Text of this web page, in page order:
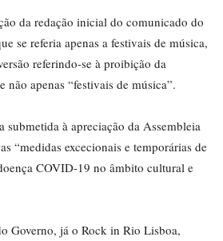
da redação inicial do comunicado do
se referia apenas a festivais de música,
referindo-se à proibição da
não apenas “festivais de música”.
submetida à apreciação da Assembleia
“medidas excecionais e temporárias de
COVID-19 no âmbito cultural e
Governo, já o Rock in Rio Lisboa,